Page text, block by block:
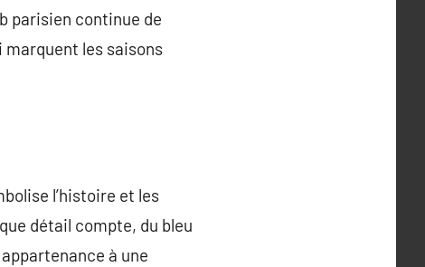
parisien continue de
les saisons
l’histoire et les
détail compte, du bleu
à une